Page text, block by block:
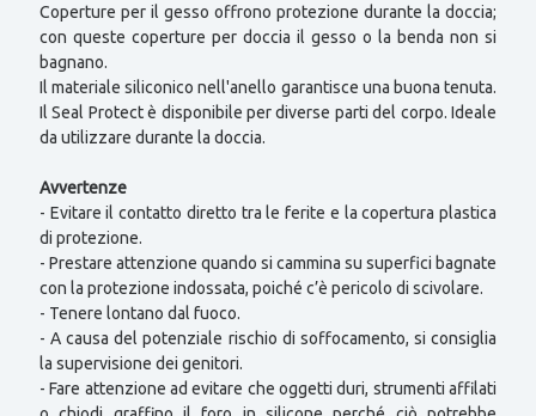
Coperture per il gesso offrono protezione durante la doccia;
con queste coperture per doccia il gesso o la benda non si
bagnano.
Il materiale siliconico nell'anello garantisce una buona tenuta.
Il Seal Protect è disponibile per diverse parti del corpo. Ideale
da utilizzare durante la doccia.
Avvertenze
- Evitare il contatto diretto tra le ferite e la copertura plastica
di protezione.
- Prestare attenzione quando si cammina su superfici bagnate
con la protezione indossata, poiché c’è pericolo di scivolare.
- Tenere lontano dal fuoco.
- A causa del potenziale rischio di soffocamento, si consiglia
la supervisione dei genitori.
- Fare attenzione ad evitare che oggetti duri, strumenti affilati